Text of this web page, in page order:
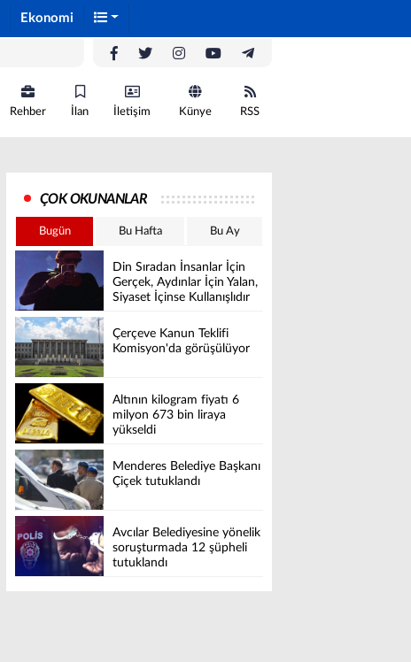
Ekonomi
Rehber İlan İletişim Künye RSS
ÇOK OKUNANLAR
Bugün Bu Hafta Bu Ay
Din Sıradan İnsanlar İçin
Gerçek, Aydınlar İçin Yalan,
Siyaset İçinse Kullanışlıdır
Çerçeve Kanun Teklifi
Komisyon'da görüşülüyor
Altının kilogram fiyatı 6
milyon 673 bin liraya
yükseldi
Menderes Belediye Başkanı
Çiçek tutuklandı
Avcılar Belediyesine yönelik
soruşturmada 12 şüpheli
tutuklandı